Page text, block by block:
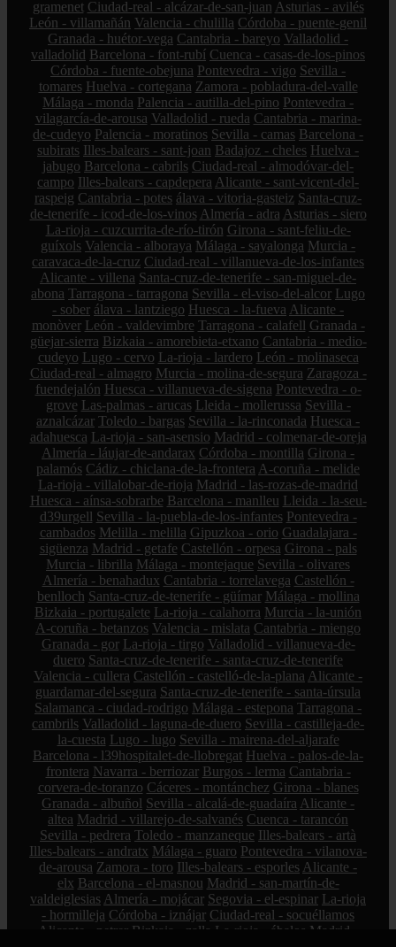
gramenet Ciudad-real - alcázar-de-san-juan Asturias - avilés
León - villamañán Valencia - chulilla Córdoba - puente-genil
Granada - huétor-vega Cantabria - bareyo Valladolid -
valladolid Barcelona - font-rubí Cuenca - casas-de-los-pinos
Córdoba - fuente-obejuna Pontevedra - vigo Sevilla -
tomares Huelva - cortegana Zamora - pobladura-del-valle
Málaga - monda Palencia - autilla-del-pino Pontevedra -
vilagarcía-de-arousa Valladolid - rueda Cantabria - marina-
de-cudeyo Palencia - moratinos Sevilla - camas Barcelona -
subirats Illes-balears - sant-joan Badajoz - cheles Huelva -
jabugo Barcelona - cabrils Ciudad-real - almodóvar-del-
campo Illes-balears - capdepera Alicante - sant-vicent-del-
raspeig Cantabria - potes álava - vitoria-gasteiz Santa-cruz-
de-tenerife - icod-de-los-vinos Almería - adra Asturias - siero
La-rioja - cuzcurrita-de-río-tirón Girona - sant-feliu-de-
guíxols Valencia - alboraya Málaga - sayalonga Murcia -
caravaca-de-la-cruz Ciudad-real - villanueva-de-los-infantes
Alicante - villena Santa-cruz-de-tenerife - san-miguel-de-
abona Tarragona - tarragona Sevilla - el-viso-del-alcor Lugo
- sober álava - lantziego Huesca - la-fueva Alicante -
monòver León - valdevimbre Tarragona - calafell Granada -
güejar-sierra Bizkaia - amorebieta-etxano Cantabria - medio-
cudeyo Lugo - cervo La-rioja - lardero León - molinaseca
Ciudad-real - almagro Murcia - molina-de-segura Zaragoza -
fuendejalón Huesca - villanueva-de-sigena Pontevedra - o-
grove Las-palmas - arucas Lleida - mollerussa Sevilla -
aznalcázar Toledo - bargas Sevilla - la-rinconada Huesca -
adahuesca La-rioja - san-asensio Madrid - colmenar-de-oreja
Almería - láujar-de-andarax Córdoba - montilla Girona -
palamós Cádiz - chiclana-de-la-frontera A-coruña - melide
La-rioja - villalobar-de-rioja Madrid - las-rozas-de-madrid
Huesca - aínsa-sobrarbe Barcelona - manlleu Lleida - la-seu-
d39urgell Sevilla - la-puebla-de-los-infantes Pontevedra -
cambados Melilla - melilla Gipuzkoa - orio Guadalajara -
sigüenza Madrid - getafe Castellón - orpesa Girona - pals
Murcia - librilla Málaga - montejaque Sevilla - olivares
Almería - benahadux Cantabria - torrelavega Castellón -
benlloch Santa-cruz-de-tenerife - güímar Málaga - mollina
Bizkaia - portugalete La-rioja - calahorra Murcia - la-unión
A-coruña - betanzos Valencia - mislata Cantabria - miengo
Granada - gor La-rioja - tirgo Valladolid - villanueva-de-
duero Santa-cruz-de-tenerife - santa-cruz-de-tenerife
Valencia - cullera Castellón - castelló-de-la-plana Alicante -
guardamar-del-segura Santa-cruz-de-tenerife - santa-úrsula
Salamanca - ciudad-rodrigo Málaga - estepona Tarragona -
cambrils Valladolid - laguna-de-duero Sevilla - castilleja-de-
la-cuesta Lugo - lugo Sevilla - mairena-del-aljarafe
Barcelona - l39hospitalet-de-llobregat Huelva - palos-de-la-
frontera Navarra - berriozar Burgos - lerma Cantabria -
corvera-de-toranzo Cáceres - montánchez Girona - blanes
Granada - albuñol Sevilla - alcalá-de-guadaíra Alicante -
altea Madrid - villarejo-de-salvanés Cuenca - tarancón
Sevilla - pedrera Toledo - manzaneque Illes-balears - artà
Illes-balears - andratx Málaga - guaro Pontevedra - vilanova-
de-arousa Zamora - toro Illes-balears - esporles Alicante -
elx Barcelona - el-masnou Madrid - san-martín-de-
valdeiglesias Almería - mojácar Segovia - el-espinar La-rioja
- hormilleja Córdoba - iznájar Ciudad-real - socuéllamos
Alicante - petrer Bizkaia - zalla La-rioja - ábalos Madrid -